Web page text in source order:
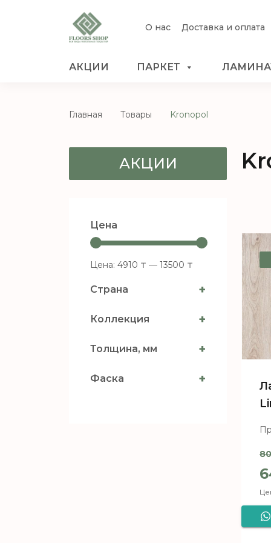
О нас Доставка и оплата
АКЦИИ ПАРКЕТ
Главная Товары Kronopol
АКЦИИ
Цена
Цена: 4910 ₸ — 13500 ₸
Страна +
Коллекция +
Толщина, мм +
Фаска +